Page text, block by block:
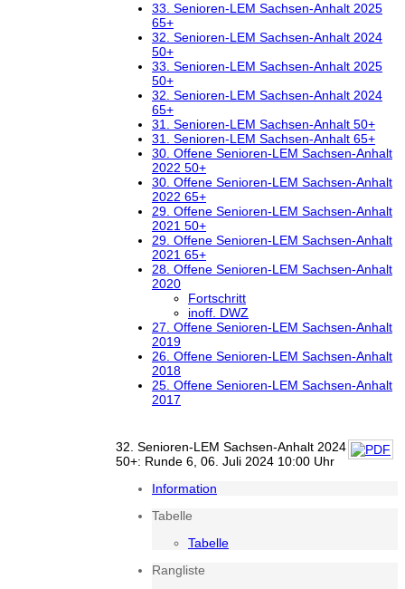
33. Senioren-LEM Sachsen-Anhalt 2025
65+
32. Senioren-LEM Sachsen-Anhalt 2024
50+
33. Senioren-LEM Sachsen-Anhalt 2025
50+
32. Senioren-LEM Sachsen-Anhalt 2024
65+
31. Senioren-LEM Sachsen-Anhalt 50+
31. Senioren-LEM Sachsen-Anhalt 65+
30. Offene Senioren-LEM Sachsen-Anhalt
2022 50+
30. Offene Senioren-LEM Sachsen-Anhalt
2022 65+
29. Offene Senioren-LEM Sachsen-Anhalt
2021 50+
29. Offene Senioren-LEM Sachsen-Anhalt
2021 65+
28. Offene Senioren-LEM Sachsen-Anhalt
2020
Fortschritt
inoff. DWZ
27. Offene Senioren-LEM Sachsen-Anhalt
2019
26. Offene Senioren-LEM Sachsen-Anhalt
2018
25. Offene Senioren-LEM Sachsen-Anhalt
2017
32. Senioren-LEM Sachsen-Anhalt 2024
50+: Runde 6, 06. Juli 2024 10:00 Uhr
Information
Tabelle
Tabelle
Rangliste